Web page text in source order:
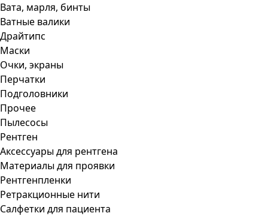
Вата, марля, бинты
Ватные валики
Драйтипс
Маски
Очки, экраны
Перчатки
Подголовники
Прочее
Пылесосы
Рентген
Аксессуары для рентгена
Материалы для проявки
Рентгенпленки
Ретракционные нити
Салфетки для пациента